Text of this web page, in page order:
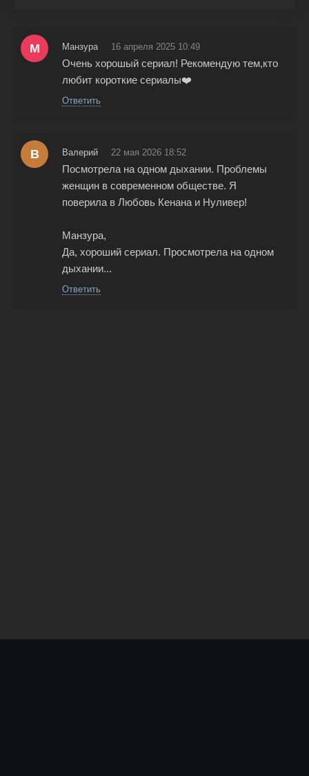
М Манзура 16 апреля 2025 10:49
Очень хорошый сериал! Рекомендую тем,кто
любит короткие сериалы❤️
Ответить
В Валерий 22 мая 2026 18:52
Посмотрела на одном дыхании. Проблемы
женщин в современном обществе. Я
поверила в Любовь Кенана и Нуливер!
Манзура,
Да, хороший сериал. Просмотрела на одном
дыхании...
Ответить